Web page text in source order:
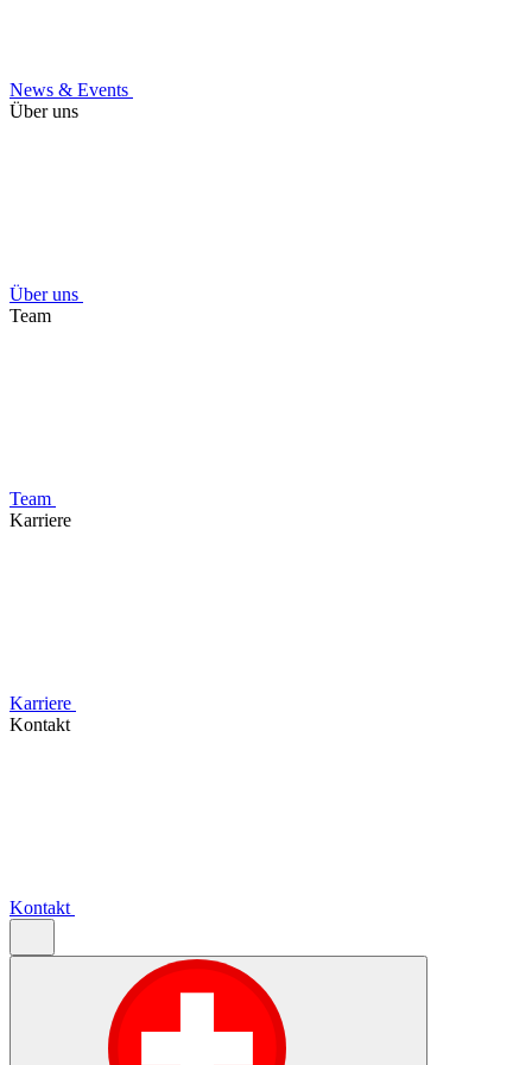
News & Events
Über uns
Über uns
Team
Team
Karriere
Karriere
Kontakt
Kontakt